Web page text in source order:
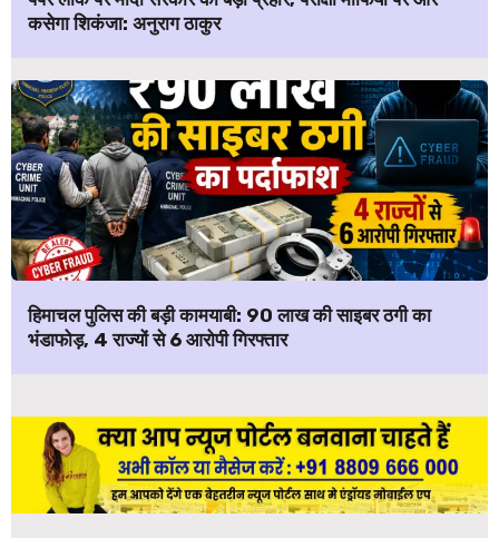
कसेगा शिकंजा: अनुराग ठाकुर
हिमाचल पुलिस की बड़ी कामयाबी: ₹90 लाख की साइबर ठगी का
भंडाफोड़, 4 राज्यों से 6 आरोपी गिरफ्तार